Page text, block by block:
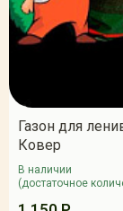
Газон для
Ковер
В наличии
(достаточное